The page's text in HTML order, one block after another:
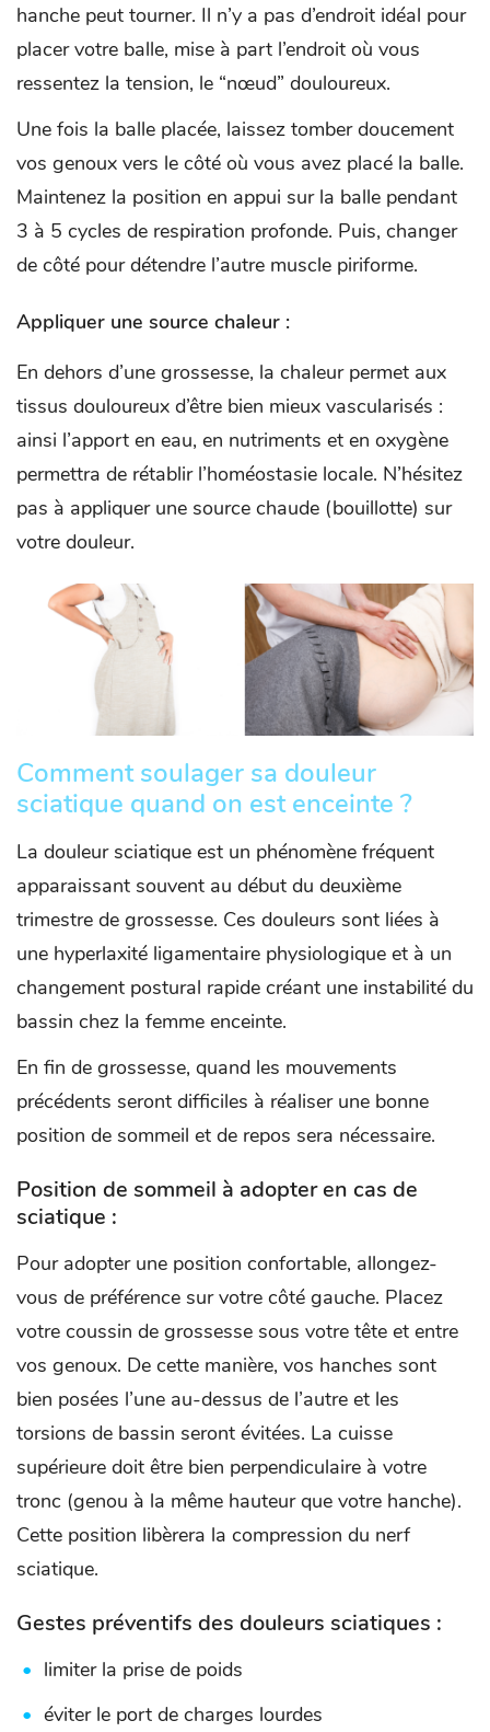
hanche peut tourner. Il n’y a pas d’endroit idéal pour
placer votre balle, mise à part l’endroit où vous
ressentez la tension, le “nœud” douloureux.
Une fois la balle placée, laissez tomber doucement
vos genoux vers le côté où vous avez placé la balle.
Maintenez la position en appui sur la balle pendant
3 à 5 cycles de respiration profonde. Puis, changer
de côté pour détendre l’autre muscle piriforme.
Appliquer une source chaleur :
En dehors d’une grossesse, la chaleur permet aux
tissus douloureux d’être bien mieux vascularisés :
ainsi l’apport en eau, en nutriments et en oxygène
permettra de rétablir l’homéostasie locale. N’hésitez
pas à appliquer une source chaude (bouillotte) sur
votre douleur.
Comment soulager sa douleur
sciatique quand on est enceinte ?
La douleur sciatique est un phénomène fréquent
apparaissant souvent au début du deuxième
trimestre de grossesse. Ces douleurs sont liées à
une hyperlaxité ligamentaire physiologique et à un
changement postural rapide créant une instabilité du
bassin chez la femme enceinte.
En fin de grossesse, quand les mouvements
précédents seront difficiles à réaliser une bonne
position de sommeil et de repos sera nécessaire.
Position de sommeil à adopter en cas de
sciatique :
Pour adopter une position confortable, allongez-
vous de préférence sur votre côté gauche. Placez
votre coussin de grossesse sous votre tête et entre
vos genoux. De cette manière, vos hanches sont
bien posées l’une au-dessus de l’autre et les
torsions de bassin seront évitées. La cuisse
supérieure doit être bien perpendiculaire à votre
tronc (genou à la même hauteur que votre hanche).
Cette position libèrera la compression du nerf
sciatique.
Gestes préventifs des douleurs sciatiques :
limiter la prise de poids
éviter le port de charges lourdes